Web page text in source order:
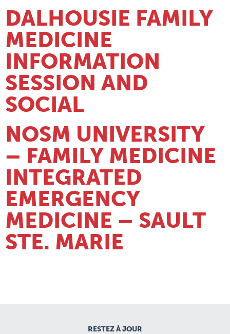
DALHOUSIE FAMILY
MEDICINE
INFORMATION
SESSION AND
SOCIAL
NOSM UNIVERSITY
– FAMILY MEDICINE
INTEGRATED
EMERGENCY
MEDICINE – SAULT
STE. MARIE
RESTEZ À JOUR